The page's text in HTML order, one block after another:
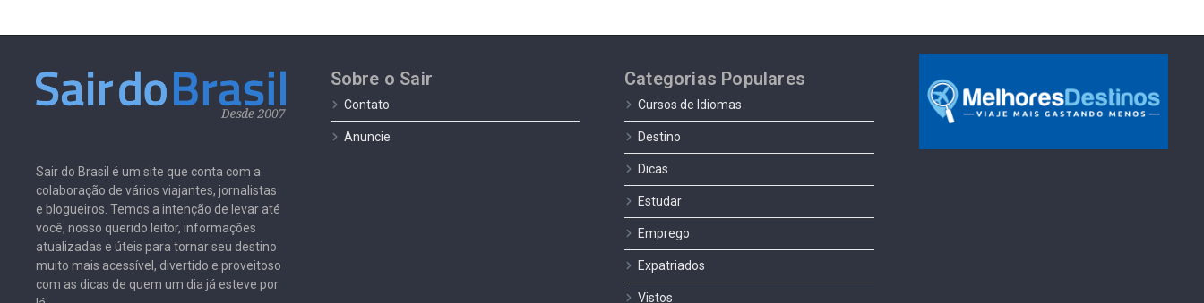
Sair do Brasil é um site que conta com a
colaboração de vários viajantes, jornalistas
e blogueiros. Temos a intenção de levar até
você, nosso querido leitor, informações
atualizadas e úteis para tornar seu destino
muito mais acessível, divertido e proveitoso
com as dicas de quem um dia já esteve por
Sobre o Sair
Contato
Anuncie
Categorias Populares
Cursos de Idiomas
Destino
Dicas
Estudar
Emprego
Expatriados
Vistos